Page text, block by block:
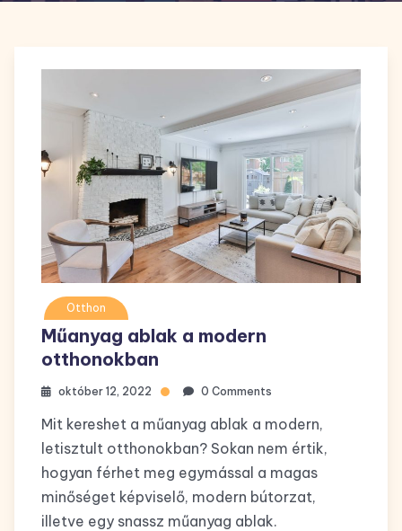
Otthon
Műanyag ablak a modern
otthonokban
október 12, 2022 0 Comments
Mit kereshet a műanyag ablak a modern,
letisztult otthonokban? Sokan nem értik,
hogyan férhet meg egymással a magas
minőséget képviselő, modern bútorzat,
illetve egy snassz műanyag ablak.